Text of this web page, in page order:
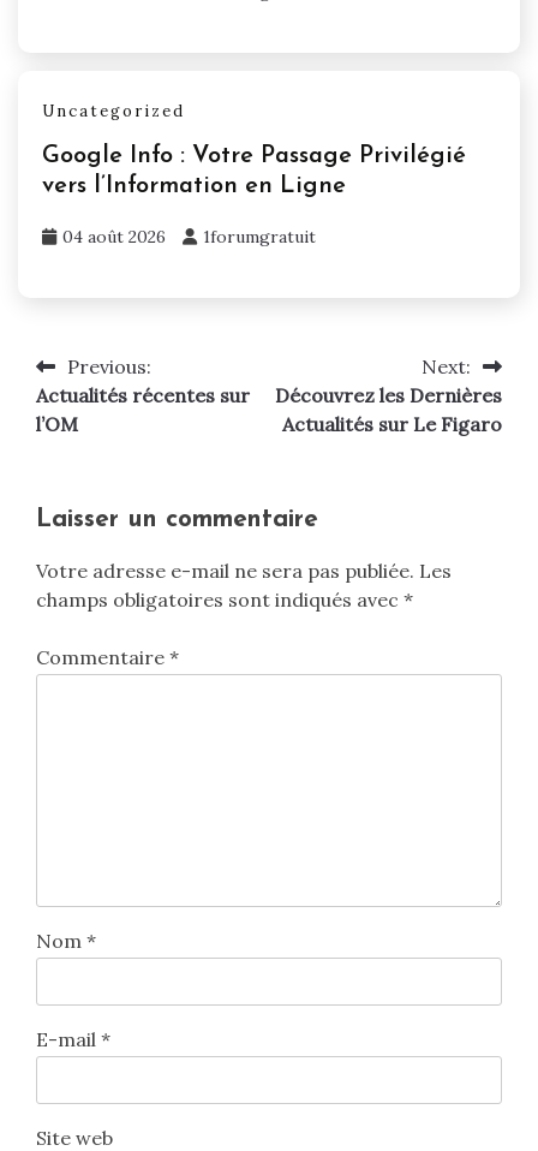
Uncategorized
Google Info : Votre Passage Privilégié
vers l’Information en Ligne
04 août 2026 1forumgratuit
Navigation
de
Previous:
Actualités récentes sur
l’OM
Next:
Découvrez les Dernières
Actualités sur Le Figaro
Laisser un commentaire
Votre adresse e-mail ne sera pas publiée. Les
champs obligatoires sont indiqués avec *
Commentaire *
Nom *
E-mail *
Site web